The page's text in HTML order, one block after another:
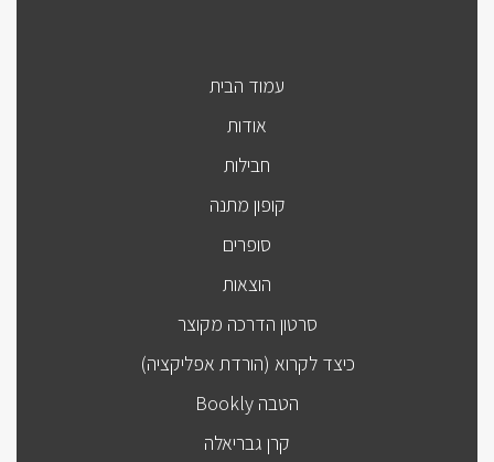
עמוד הבית
אודות
חבילות
קופון מתנה
סופרים
הוצאות
סרטון הדרכה מקוצר
כיצד לקרוא (הורדת אפליקציה)
הטבה Bookly
קרן גבריאלה